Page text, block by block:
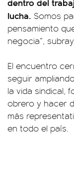
lucha. Somos
pensamiento
negocia”,
El encuentro
seguir
la vida sindical,
obrero y hacer
más
en todo el país.